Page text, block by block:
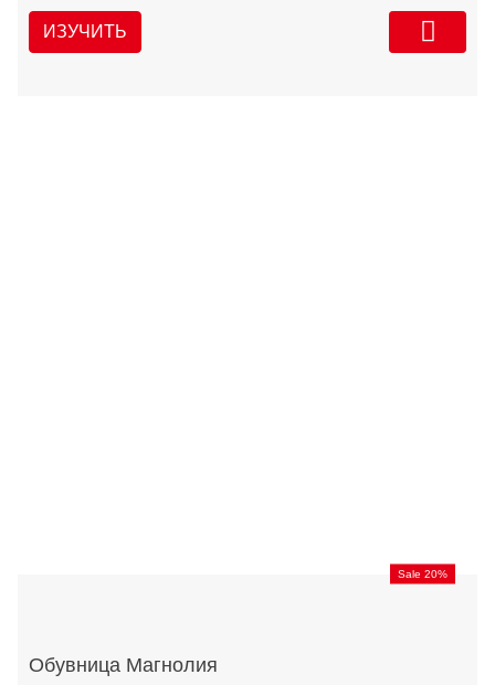
ИЗУЧИТЬ
Sale 20%
Обувница Магнолия